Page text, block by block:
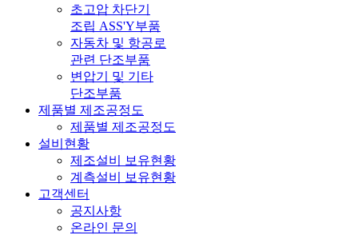
초고압 차단기
조립 ASS'Y부품
자동차 및 항공로
관련 단조부품
변압기 및 기타
단조부품
제품별 제조공정도
제품별 제조공정도
설비현황
제조설비 보유현황
계측설비 보유현황
고객센터
공지사항
온라인 문의